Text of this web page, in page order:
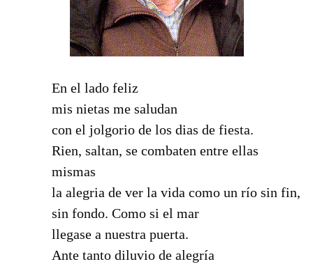
En el lado feliz
mis nietas me saludan
con el jolgorio de los dias de fiesta.
Rien, saltan, se combaten entre ellas
mismas
la alegria de ver la vida como un río sin fin,
sin fondo. Como si el mar
llegase a nuestra puerta.
Ante tanto diluvio de alegría